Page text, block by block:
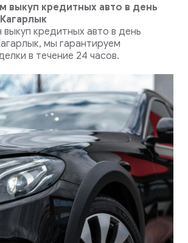
выкуп кредитных авто в день
выкуп кредитных авто в день
мы гарантируем
в течение 24 часов.